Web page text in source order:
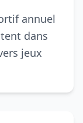
annuel
dans
jeux